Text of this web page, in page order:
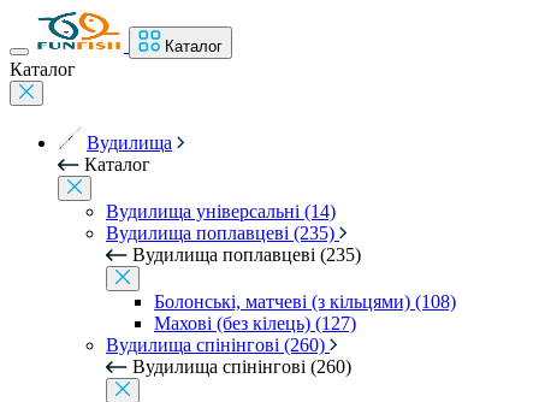
Каталог
Каталог
Вудилища
Каталог
Вудилища універсальні (14)
Вудилища поплавцеві (235)
Вудилища поплавцеві (235)
Болонські, матчеві (з кільцями) (108)
Махові (без кілець) (127)
Вудилища спінінгові (260)
Вудилища спінінгові (260)